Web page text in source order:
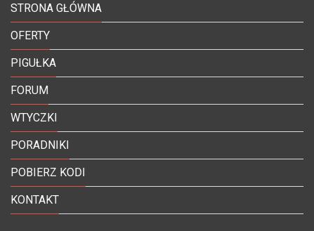
STRONA GŁÓWNA
OFERTY
PIGUŁKA
FORUM
WTYCZKI
PORADNIKI
POBIERZ KODI
KONTAKT